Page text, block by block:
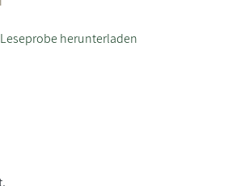
Leseprobe herunterladen